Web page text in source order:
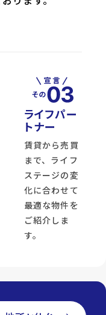
ライフパー
トナー
賃貸から売買
まで、ライフ
ステージの変
化に合わせて
最適な物件を
ご紹介しま
す。